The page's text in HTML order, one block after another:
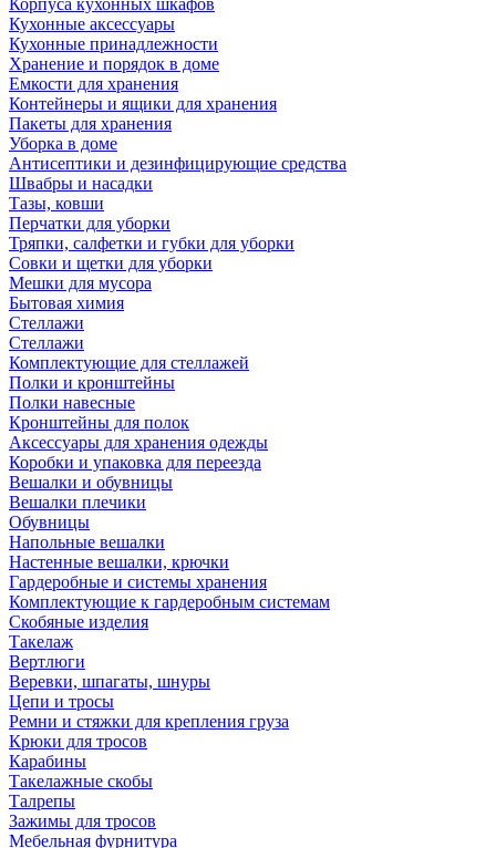
Корпуса кухонных шкафов
Кухонные аксессуары
Кухонные принадлежности
Хранение и порядок в доме
Емкости для хранения
Контейнеры и ящики для хранения
Пакеты для хранения
Уборка в доме
Антисептики и дезинфицирующие средства
Швабры и насадки
Тазы, ковши
Перчатки для уборки
Тряпки, салфетки и губки для уборки
Совки и щетки для уборки
Мешки для мусора
Бытовая химия
Стеллажи
Стеллажи
Комплектующие для стеллажей
Полки и кронштейны
Полки навесные
Кронштейны для полок
Аксессуары для хранения одежды
Коробки и упаковка для переезда
Вешалки и обувницы
Вешалки плечики
Обувницы
Напольные вешалки
Настенные вешалки, крючки
Гардеробные и системы хранения
Комплектующие к гардеробным системам
Скобяные изделия
Такелаж
Вертлюги
Веревки, шпагаты, шнуры
Цепи и тросы
Ремни и стяжки для крепления груза
Крюки для тросов
Карабины
Такелажные скобы
Талрепы
Зажимы для тросов
Мебельная фурнитура